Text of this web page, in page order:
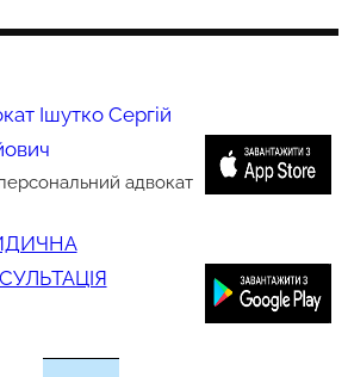
Ішутко Сергій
адвокат